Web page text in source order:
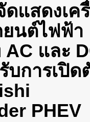
ดแสดงเค
ยนต์ไฟฟ้า
AC และ
บการเปิด
PHEV